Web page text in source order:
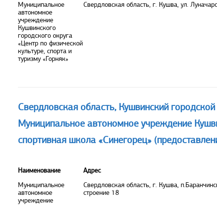
Муниципальное
автономное
учреждение
Кушвинского
городского округа
«Центр по физической
культуре, спорта и
туризму «Горняк»
Свердловская область, г. Кушва, ул.
Свердловская область, Кушвинский
Муниципальное автономное учреждение
спортивная школа «Синегорец»
Наименование
Муниципальное
автономное
учреждение
Адрес
Свердловская область, г. Кушва,
строение 18